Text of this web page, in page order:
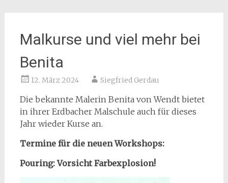
Malkurse und viel mehr bei
Benita
12. März 2024 Siegfried Gerdau
Die bekannte Malerin Benita von Wendt bietet
in ihrer Erdbacher Malschule auch für dieses
Jahr wieder Kurse an.
Termine für die neuen Workshops:
Pouring: Vorsicht Farbexplosion!